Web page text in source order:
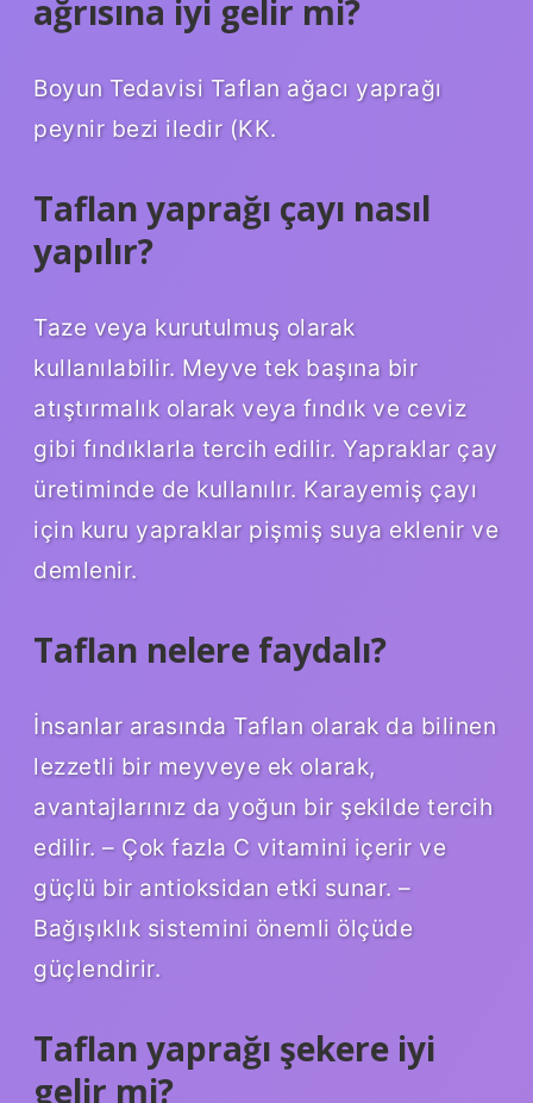
ağrısına iyi gelir mi?
Boyun Tedavisi Taflan ağacı yaprağı
peynir bezi iledir (KK.
Taflan yaprağı çayı nasıl
yapılır?
Taze veya kurutulmuş olarak
kullanılabilir. Meyve tek başına bir
atıştırmalık olarak veya fındık ve ceviz
gibi fındıklarla tercih edilir. Yapraklar çay
üretiminde de kullanılır. Karayemiş çayı
için kuru yapraklar pişmiş suya eklenir ve
demlenir.
Taflan nelere faydalı?
İnsanlar arasında Taflan olarak da bilinen
lezzetli bir meyveye ek olarak,
avantajlarınız da yoğun bir şekilde tercih
edilir. – Çok fazla C vitamini içerir ve
güçlü bir antioksidan etki sunar. –
Bağışıklık sistemini önemli ölçüde
güçlendirir.
Taflan yaprağı şekere iyi
gelir mi?